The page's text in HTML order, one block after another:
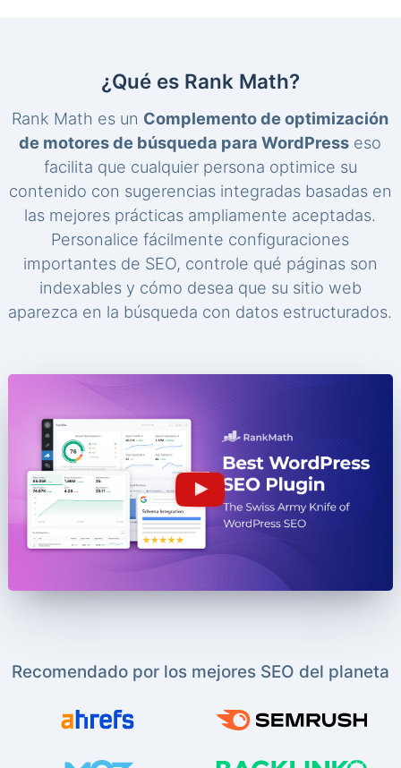
¿Qué es Rank Math?
Rank Math es un Complemento de optimización
de motores de búsqueda para WordPress eso
facilita que cualquier persona optimice su
contenido con sugerencias integradas basadas en
las mejores prácticas ampliamente aceptadas.
Personalice fácilmente configuraciones
importantes de SEO, controle qué páginas son
indexables y cómo desea que su sitio web
aparezca en la búsqueda con datos estructurados.
Recomendado por los mejores SEO del planeta